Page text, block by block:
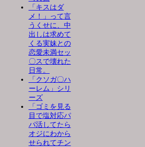
「キスはダ
メ！」って言
うくせに、中
出しは求めて
くる実妹との
恋愛未満セッ
〇スで壊れた
日常。
「クソガ〇ハ
ーレム」シリ
ーズ
「ゴミを見る
目で塩対応パ
パ活してたら
オジにわから
せられてチン